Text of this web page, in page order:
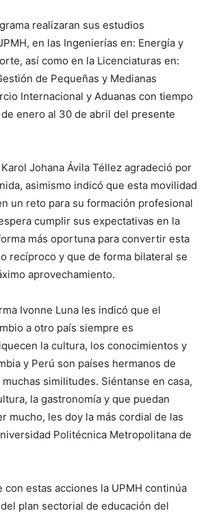
realizaran sus estudios
en las Ingenierías en: Energía y
así como en la Licenciaturas en:
de Pequeñas y Medianas
Internacional y Aduanas con tiempo
enero al 30 de abril del presente
Johana Ávila Téllez agradeció por
asimismo indicó que esta movilidad
un reto para su formación profesional
cumplir sus expectativas en la
más oportuna para convertir esta
recíproco y que de forma bilateral se
aprovechamiento.
Ivonne Luna les indicó que el
a otro país siempre es
la cultura, los conocimientos y
y Perú son países hermanos de
similitudes. Siéntanse en casa,
la gastronomía y que puedan
mucho, les doy la más cordial de las
Politécnica Metropolitana de
con estas acciones la UPMH continúa
plan sectorial de educación del